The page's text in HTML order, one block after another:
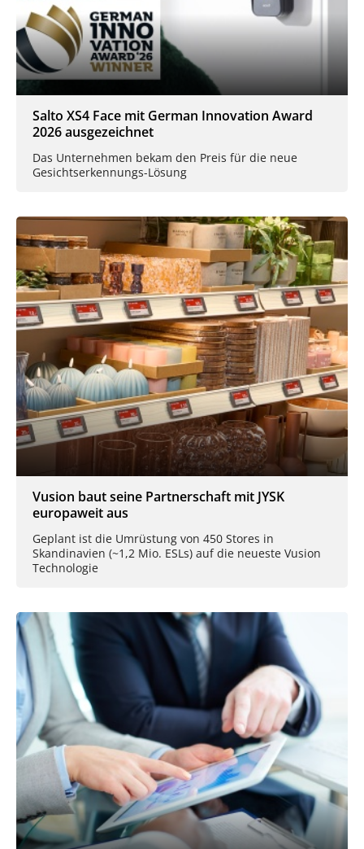
Salto XS4 Face mit German Innovation Award
2026 ausgezeichnet
Das Unternehmen bekam den Preis für die neue
Gesichtserkennungs-Lösung
Vusion baut seine Partnerschaft mit JYSK
europaweit aus
Geplant ist die Umrüstung von 450 Stores in
Skandinavien (~1,2 Mio. ESLs) auf die neueste Vusion
Technologie